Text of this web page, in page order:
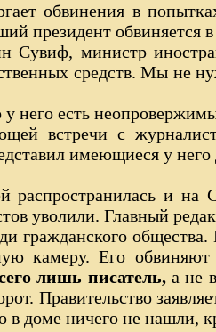
обвинения в
президент обвиняется
министр
средств. Мы не
него есть
встречи с
имеющиеся у него
распространилась и
уволили. Главный
гражданского общества.
камеру. Его обвиняют
лишь писатель,а не
Правительство
в доме ничего не нашли,